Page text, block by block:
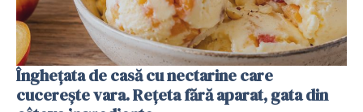
Înghețata de casă cu nectarine care
cucerește vara. Rețeta fără aparat, gata din